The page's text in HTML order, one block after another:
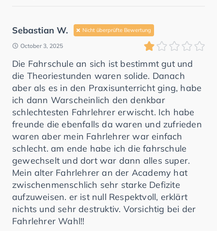
Sebastian W. Nicht überprüfte Bewertung
October 3, 2025
Die Fahrschule an sich ist bestimmt gut und
die Theoriestunden waren solide. Danach
aber als es in den Praxisunterricht ging, habe
ich dann Warscheinlich den denkbar
schlechtesten Fahrlehrer erwischt. Ich habe
freunde die ebenfalls da waren und zufrieden
waren aber mein Fahrlehrer war einfach
schlecht. am ende habe ich die fahrschule
gewechselt und dort war dann alles super.
Mein alter Fahrlehrer an der Academy hat
zwischenmenschlich sehr starke Defizite
aufzuweisen. er ist null Respektvoll, erklärt
nichts und sehr destruktiv. Vorsichtig bei der
Fahrlehrer Wahl!!